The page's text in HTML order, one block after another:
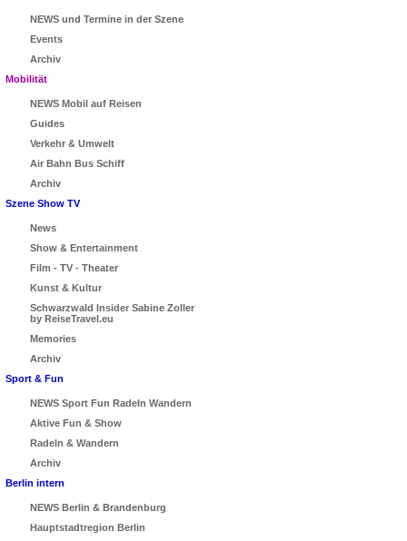
NEWS und Termine in der Szene
Events
Archiv
Mobilität
NEWS Mobil auf Reisen
Guides
Verkehr & Umwelt
Air Bahn Bus Schiff
Archiv
Szene Show TV
News
Show & Entertainment
Film - TV - Theater
Kunst & Kultur
Schwarzwald Insider Sabine Zoller
by ReiseTravel.eu
Memories
Archiv
Sport & Fun
NEWS Sport Fun Radeln Wandern
Aktive Fun & Show
Radeln & Wandern
Archiv
Berlin intern
NEWS Berlin & Brandenburg
Hauptstadtregion Berlin